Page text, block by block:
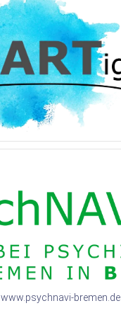
www.psychnavi-bremen.de